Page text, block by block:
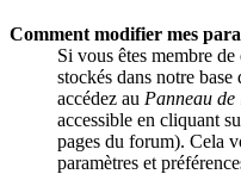
Comment modifier mes
Si vous êtes membre
stockés dans notre
accédez au Panneau
accessible en cliquant
pages du forum). Cela
paramètres et